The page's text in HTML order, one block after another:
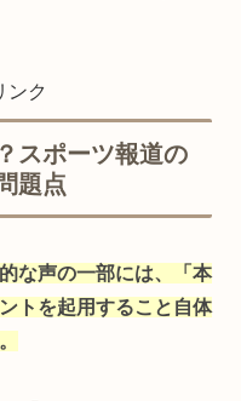
ンク
スポーツ報道の
題点
な声の一部には、「本
トを起用すること自体